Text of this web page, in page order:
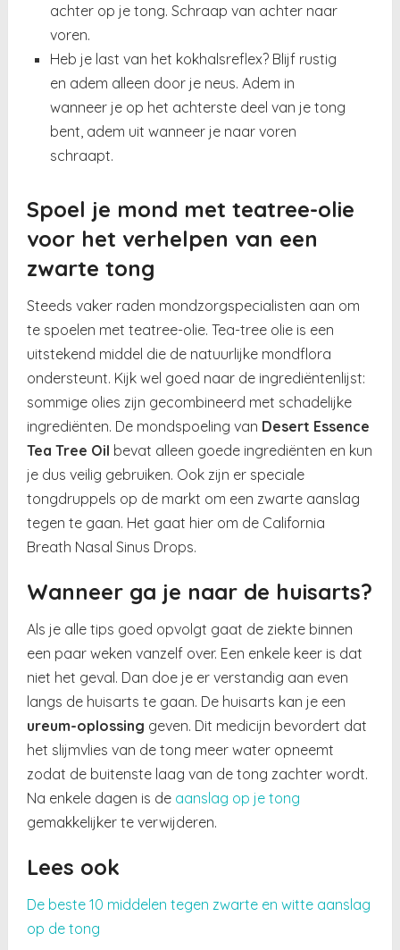
achter op je tong. Schraap van achter naar
voren.
Heb je last van het kokhalsreflex? Blijf rustig
en adem alleen door je neus. Adem in
wanneer je op het achterste deel van je tong
bent, adem uit wanneer je naar voren
schraapt.
Spoel je mond met teatree-olie
voor het verhelpen van een
zwarte tong
Steeds vaker raden mondzorgspecialisten aan om
te spoelen met teatree-olie. Tea-tree olie is een
uitstekend middel die de natuurlijke mondflora
ondersteunt. Kijk wel goed naar de ingrediëntenlijst:
sommige olies zijn gecombineerd met schadelijke
ingrediënten. De mondspoeling van Desert Essence
Tea Tree Oil bevat alleen goede ingrediënten en kun
je dus veilig gebruiken. Ook zijn er speciale
tongdruppels op de markt om een zwarte aanslag
tegen te gaan. Het gaat hier om de California
Breath Nasal Sinus Drops.
Wanneer ga je naar de huisarts?
Als je alle tips goed opvolgt gaat de ziekte binnen
een paar weken vanzelf over. Een enkele keer is dat
niet het geval. Dan doe je er verstandig aan even
langs de huisarts te gaan. De huisarts kan je een
ureum-oplossing geven. Dit medicijn bevordert dat
het slijmvlies van de tong meer water opneemt
zodat de buitenste laag van de tong zachter wordt.
Na enkele dagen is de aanslag op je tong
gemakkelijker te verwijderen.
Lees ook
De beste 10 middelen tegen zwarte en witte aanslag
op de tong